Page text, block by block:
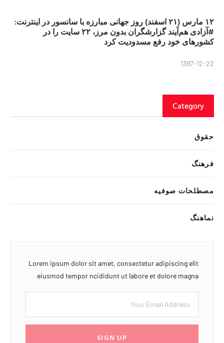
۱۲ مارس (۲۱ اسفند) روز جهانی مبارزه با سانسور در اینترنت:
#آزادی هم‌آیند گزارشگران‌ بدون مرز، ۲۲ سایت را در
کشورهای خود رفع مسدودیت کرد
1397-12-22
Category
حقوق
فرهنگ
مصطلحات صوفیه
نماهنگ
Lorem ipsum dolor sit amet, consectetur adipiscing elit
eiusmod tempor ncididunt ut labore et dolore magna
SIGN UP